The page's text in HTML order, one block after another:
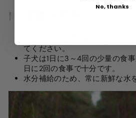
🍽️ 栄養と食事
てください。
子犬は1日に3～4回の少量の食
日に2回の食事で十分です。
水分補給のため、常に新鮮な水
No, thanks